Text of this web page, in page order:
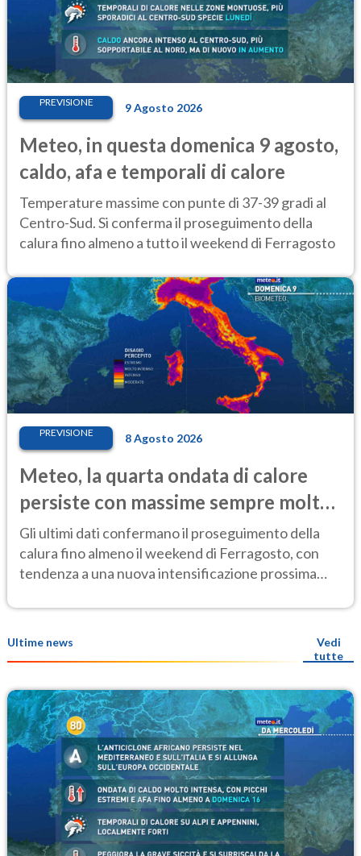
PREVISIONE 9 Agosto 2026
Meteo, in questa domenica 9 agosto,
caldo, afa e temporali di calore
Temperature massime con punte di 37-39 gradi al
Centro-Sud. Si conferma il proseguimento della
calura fino almeno a tutto il weekend di Ferragosto
PREVISIONE 8 Agosto 2026
Meteo, la quarta ondata di calore
persiste con massime sempre molto
elevate
Gli ultimi dati confermano il proseguimento della
calura fino almeno il weekend di Ferragosto, con
tendenza a una nuova intensificazione prossima
Ultime news
Vedi
tutte